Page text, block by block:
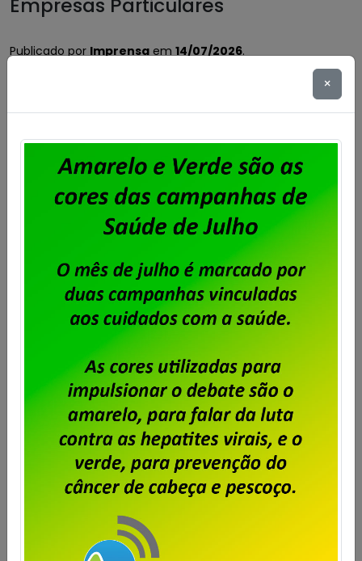
Empresas Particulares
Publicado por Imprensa em 14/07/2026.
Encontro Regional de Trabalhadores(as) das
Sudeste. Organizado pela Secretaria de Empresas
Privadas da Fenadados com a participação de
dirigentes sindicais dos estados que compõem as 3
regiões, entre eles o Sindpd-RJ, o Encontro deu
oportunidade para serem […]
Saiba mais
Atenção trabalhadores da
Stefanini, vocês estão sendo
×